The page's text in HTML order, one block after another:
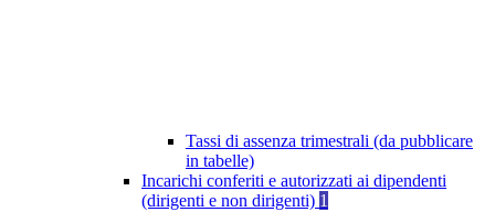
Tassi di assenza trimestrali (da pubblicare
in tabelle)
Incarichi conferiti e autorizzati ai dipendenti
(dirigenti e non dirigenti) 1